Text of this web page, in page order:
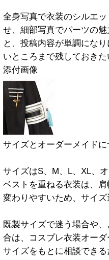
全身写真で衣装のシルエ
せ、細部写真でパーツの
と、投稿内容が単調にな
いところまで残しておき
添付画像
サイズとオーダーメイド
サイズはS、M、L、XL、
ベストを重ねる衣装は、
変わりやすいため、サイ
既製サイズで迷う場合や
合は、コスプレ衣装オー
サイズをもとに相談でき